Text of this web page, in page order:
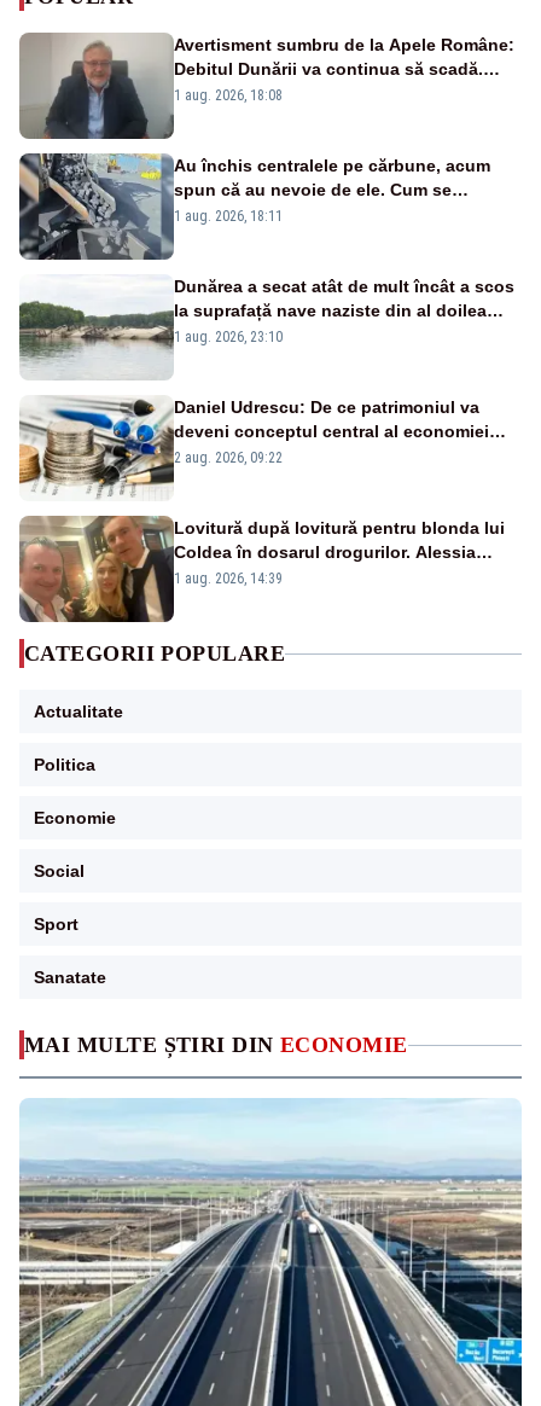
MAI MULTE ȘTIRI DIN ECONOMIE
Avertisment sumbru de la Apele Române:
Debitul Dunării va continua să scadă.
Cernavodă s-ar putea închide în 4 zile
1 aug. 2026, 18:08
Au închis centralele pe cărbune, acum
spun că au nevoie de ele. Cum se
pasează vina în plină criză energetică
1 aug. 2026, 18:11
Dunărea a secat atât de mult încât a scos
la suprafață nave naziste din al doilea
război mondial
1 aug. 2026, 23:10
Daniel Udrescu: De ce patrimoniul va
deveni conceptul central al economiei
viitoare?
2 aug. 2026, 09:22
Lovitură după lovitură pentru blonda lui
Coldea în dosarul drogurilor. Alessia
Păcuraru explică decizia magistraților
1 aug. 2026, 14:39
CATEGORII POPULARE
Actualitate
Politica
Economie
Social
Sport
Sanatate